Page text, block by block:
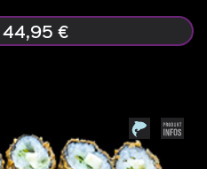
44,95 €